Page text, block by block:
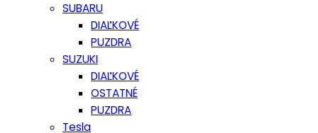
SUBARU
DIAĽKOVÉ
PUZDRA
SUZUKI
DIAĽKOVÉ
OSTATNÉ
PUZDRA
Tesla